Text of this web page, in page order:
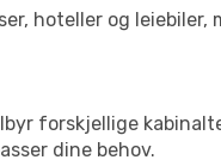
hoteller og
forskjellige
dine behov.